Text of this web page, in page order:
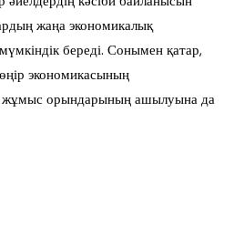
жаңа экономикалық
береді. Сонымен қатар,
экономикасының
жұмыс орындарының ашылуына да